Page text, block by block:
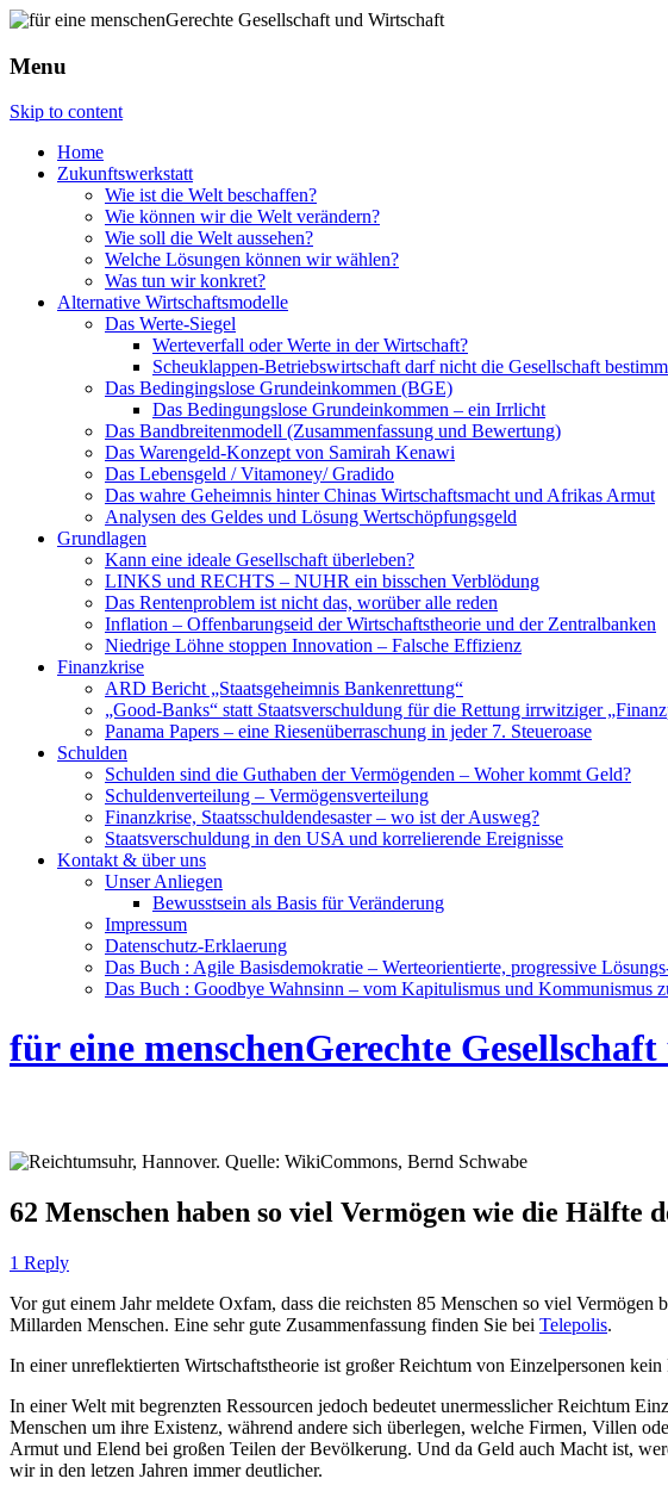
Menu
Skip to content
Home
Zukunftswerkstatt
Wie ist die Welt beschaffen?
Wie können wir die Welt verändern?
Wie soll die Welt aussehen?
Welche Lösungen können wir wählen?
Was tun wir konkret?
Alternative Wirtschaftsmodelle
Das Werte-Siegel
Werteverfall oder Werte in der Wirtschaft?
Scheuklappen-Betriebswirtschaft darf nicht die Gesellschaft
Das Bedingingslose Grundeinkommen (BGE)
Das Bedingungslose Grundeinkommen – ein Irrlicht
Das Bandbreitenmodell (Zusammenfassung und Bewertung)
Das Warengeld-Konzept von Samirah Kenawi
Das Lebensgeld / Vitamoney/ Gradido
Das wahre Geheimnis hinter Chinas Wirtschaftsmacht und Afrikas Armut
Analysen des Geldes und Lösung Wertschöpfungsgeld
Grundlagen
Kann eine ideale Gesellschaft überleben?
LINKS und RECHTS – NUHR ein bisschen Verblödung
Das Rentenproblem ist nicht das, worüber alle reden
Inflation – Offenbarungseid der Wirtschaftstheorie und der Zentralbanken
Niedrige Löhne stoppen Innovation – Falsche Effizienz
Finanzkrise
ARD Bericht „Staatsgeheimnis Bankenrettung“
„Good-Banks“ statt Staatsverschuldung für die Rettung irrwitziger
Panama Papers – eine Riesenüberraschung in jeder 7. Steueroase
Schulden
Schulden sind die Guthaben der Vermögenden – Woher kommt Geld?
Schuldenverteilung – Vermögensverteilung
Finanzkrise, Staatsschuldendesaster – wo ist der Ausweg?
Staatsverschuldung in den USA und korrelierende Ereignisse
Kontakt & über uns
Unser Anliegen
Bewusstsein als Basis für Veränderung
Impressum
Datenschutz-Erklaerung
Das Buch : Agile Basisdemokratie – Werteorientierte, progressive
Das Buch : Goodbye Wahnsinn – vom Kapitulismus und Kommunismus
für eine menschenGerechte
62 Menschen haben so viel Vermögen wie die Hälfte
1 Reply
Vor gut einem Jahr meldete Oxfam, dass die reichsten 85 Menschen so viel
Millarden Menschen. Eine sehr gute Zusammenfassung finden Sie bei Telepolis.
In einer unreflektierten Wirtschaftstheorie ist großer Reichtum von Einzelpersonen
In einer Welt mit begrenzten Ressourcen jedoch bedeutet unermesslicher Reichtum
Menschen um ihre Existenz, während andere sich überlegen, welche Firmen, Villen
Armut und Elend bei großen Teilen der Bevölkerung. Und da Geld auch Macht ist,
wir in den letzen Jahren immer deutlicher.